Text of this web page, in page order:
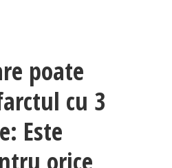
poate
cu 3
Este